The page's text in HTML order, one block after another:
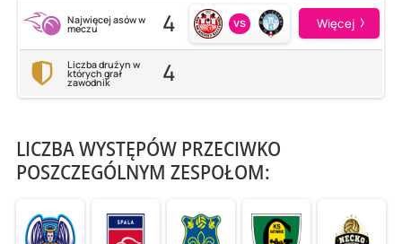
Najwięcej asów w
meczu 4 vs Więcej
Liczba drużyn w
których grał
zawodnik 4
LICZBA WYSTĘPÓW PRZECIWKO
POSZCZEGÓLNYM ZESPOŁOM: